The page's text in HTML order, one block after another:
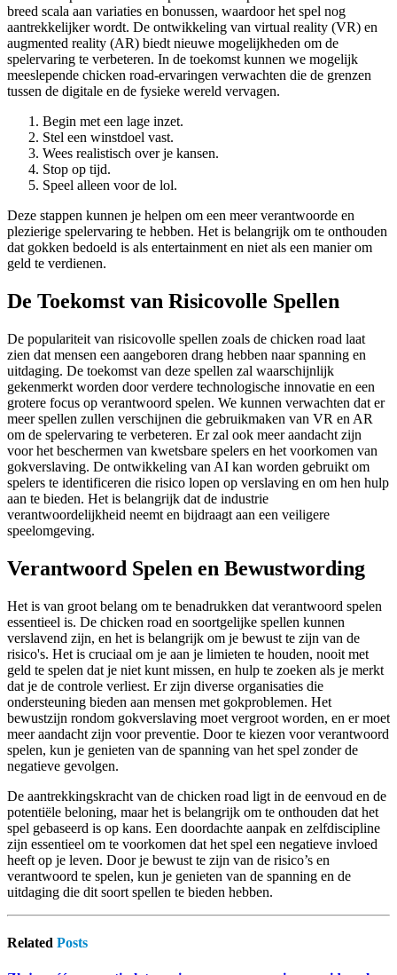
breed scala aan variaties en bonussen, waardoor het spel nog
aantrekkelijker wordt. De ontwikkeling van virtual reality (VR) en
augmented reality (AR) biedt nieuwe mogelijkheden om de
spelervaring te verbeteren. In de toekomst kunnen we mogelijk
meeslepende chicken road-ervaringen verwachten die de grenzen
tussen de digitale en de fysieke wereld vervagen.
Begin met een lage inzet.
Stel een winstdoel vast.
Wees realistisch over je kansen.
Stop op tijd.
Speel alleen voor de lol.
Deze stappen kunnen je helpen om een meer verantwoorde en
plezierige spelervaring te hebben. Het is belangrijk om te onthouden
dat gokken bedoeld is als entertainment en niet als een manier om
geld te verdienen.
De Toekomst van Risicovolle Spellen
De populariteit van risicovolle spellen zoals de chicken road laat
zien dat mensen een aangeboren drang hebben naar spanning en
uitdaging. De toekomst van deze spellen zal waarschijnlijk
gekenmerkt worden door verdere technologische innovatie en een
grotere focus op verantwoord spelen. We kunnen verwachten dat er
meer spellen zullen verschijnen die gebruikmaken van VR en AR
om de spelervaring te verbeteren. Er zal ook meer aandacht zijn
voor het beschermen van kwetsbare spelers en het voorkomen van
gokverslaving. De ontwikkeling van AI kan worden gebruikt om
spelers te identificeren die risico lopen op verslaving en om hen hulp
aan te bieden. Het is belangrijk dat de industrie
verantwoordelijkheid neemt en bijdraagt aan een veiligere
speelomgeving.
Verantwoord Spelen en Bewustwording
Het is van groot belang om te benadrukken dat verantwoord spelen
essentieel is. De chicken road en soortgelijke spellen kunnen
verslavend zijn, en het is belangrijk om je bewust te zijn van de
risico's. Het is cruciaal om je aan je limieten te houden, nooit met
geld te spelen dat je niet kunt missen, en hulp te zoeken als je merkt
dat je de controle verliest. Er zijn diverse organisaties die
ondersteuning bieden aan mensen met gokproblemen. Het
bewustzijn rondom gokverslaving moet vergroot worden, en er moet
meer aandacht zijn voor preventie. Door te kiezen voor verantwoord
spelen, kun je genieten van de spanning van het spel zonder de
negatieve gevolgen.
De aantrekkingskracht van de chicken road ligt in de eenvoud en de
potentiële beloning, maar het is belangrijk om te onthouden dat het
spel gebaseerd is op kans. Een doordachte aanpak en zelfdiscipline
zijn essentieel om te voorkomen dat het spel een negatieve invloed
heeft op je leven. Door je bewust te zijn van de risico’s en
verantwoord te spelen, kun je genieten van de spanning en de
uitdaging die dit soort spellen te bieden hebben.
Related Posts